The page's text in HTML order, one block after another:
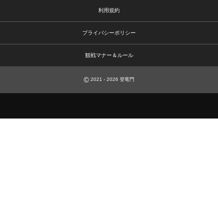
利用規約
プライバシーポリシー
観戦マナー＆ルール
© 2021 - 2026 登竜門